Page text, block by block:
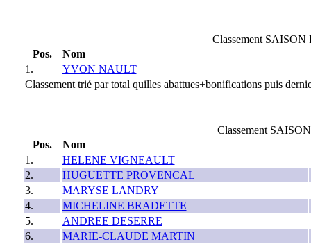
Classement
Pos.
Nom
1.
YVON NAULT
Classement trié par total quilles abattues+bonifications puis
Classement
Pos.
Nom
1.
HELENE VIGNEAULT
2.
HUGUETTE PROVENCAL
3.
MARYSE LANDRY
4.
MICHELINE BRADETTE
5.
ANDREE DESERRE
6.
MARIE-CLAUDE MARTIN